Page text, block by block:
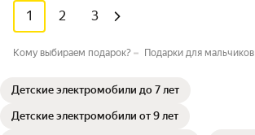
1 2 3
Кому выбираем подарок? Подарки для мальчиков
Детские электромобили до 7 лет
Детские электромобили от 9 лет